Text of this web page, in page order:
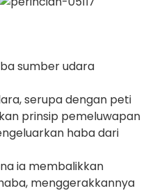
sumber udara
serupa dengan peti
prinsip pemeluwapan
haba dari
ia membalikkan
menggerakkannya